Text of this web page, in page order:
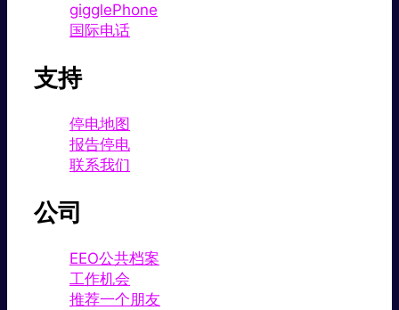
gigglePhone
国际电话
支持
停电地图
报告停电
联系我们
公司
EEO公共档案
工作机会
推荐一个朋友